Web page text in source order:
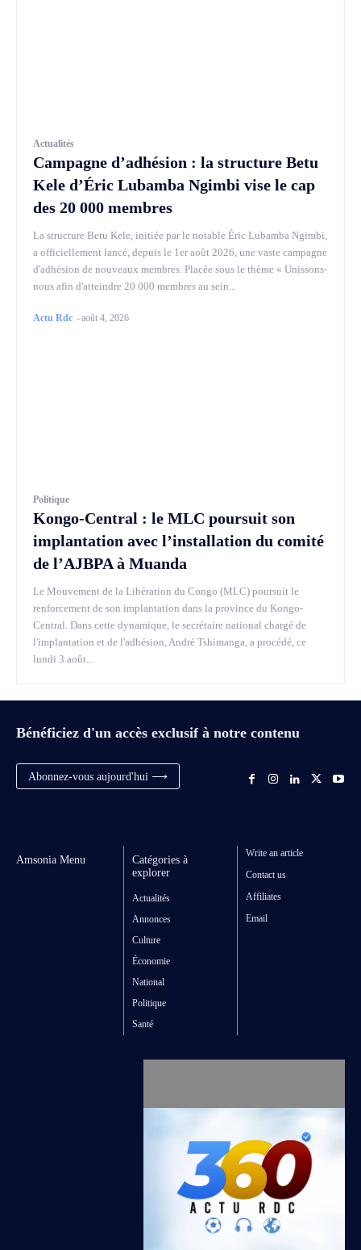
Actualités
Campagne d’adhésion : la structure Betu
Kele d’Éric Lubamba Ngimbi vise le cap
des 20 000 membres
La structure Betu Kele, initiée par le notable Éric Lubamba Ngimbi,
a officiellement lancé, depuis le 1er août 2026, une vaste campagne
d'adhésion de nouveaux membres. Placée sous le thème « Unissons-
nous afin d'atteindre 20 000 membres au sein...
Actu Rdc -août 4, 2026
Politique
Kongo-Central : le MLC poursuit son
implantation avec l’installation du comité
de l’AJBPA à Muanda
Le Mouvement de la Libération du Congo (MLC) poursuit le
renforcement de son implantation dans la province du Kongo-
Central. Dans cette dynamique, le secrétaire national chargé de
l'implantation et de l'adhésion, André Tshimanga, a procédé, ce
lundi 3 août...
Bénéficiez d'un accès exclusif à notre contenu
Abonnez-vous aujourd'hui ⟶
Amsonia Menu
Catégories à
explorer
Actualités
Annonces
Culture
Économie
National
Politique
Santé
Write an article
Contact us
Affiliates
Email